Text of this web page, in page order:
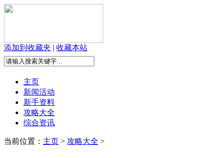
添加到收藏夹 | 收藏本站
主页
新闻活动
新手资料
攻略大全
综合资讯
当前位置： 主页 > 攻略大全 >